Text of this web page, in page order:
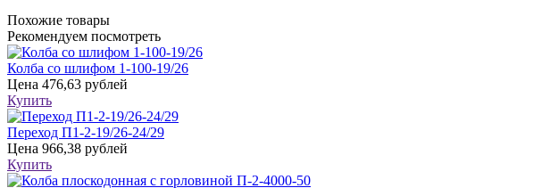
Похожие товары
Рекомендуем посмотреть
Колба со шлифом 1-100-19/26
Цена 476,63 рублей
Купить
Переход П1-2-19/26-24/29
Цена 966,38 рублей
Купить